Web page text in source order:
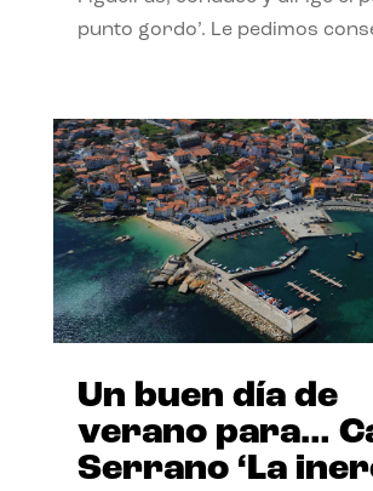
punto gordo’. Le pedimos
Un buen día de
verano para…
Serrano ‘La